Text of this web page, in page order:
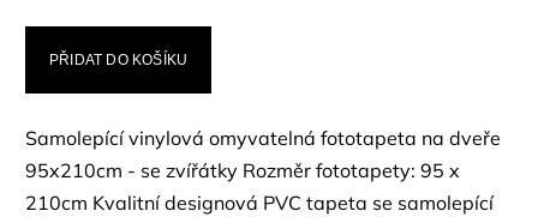
PŘIDAT DO KOŠÍKU
Samolepící vinylová omyvatelná fototapeta na dveře
95x210cm - se zvířátky Rozměr fototapety: 95 x
210cm Kvalitní designová PVC tapeta se samolepící